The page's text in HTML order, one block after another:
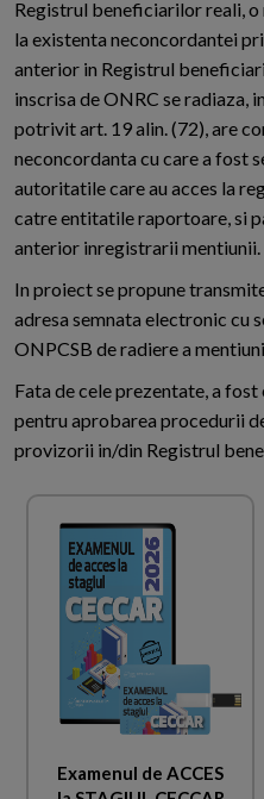
Registrul beneficiarilor reali,
la existenta neconcordantei
anterior in Registrul
inscrisa de ONRC se radiaza,
potrivit art. 19 alin. (72), are
neconcordanta cu care a fost
autoritatile care au acces la
catre entitatile raportoare, si
anterior inregistrarii mentiunii.
In proiect se propune
adresa semnata electronic cu
ONPCSB de radiere a
Fata de cele prezentate, a
pentru aprobarea procedurii
provizorii in/din Registrul
Examenul de ACCES